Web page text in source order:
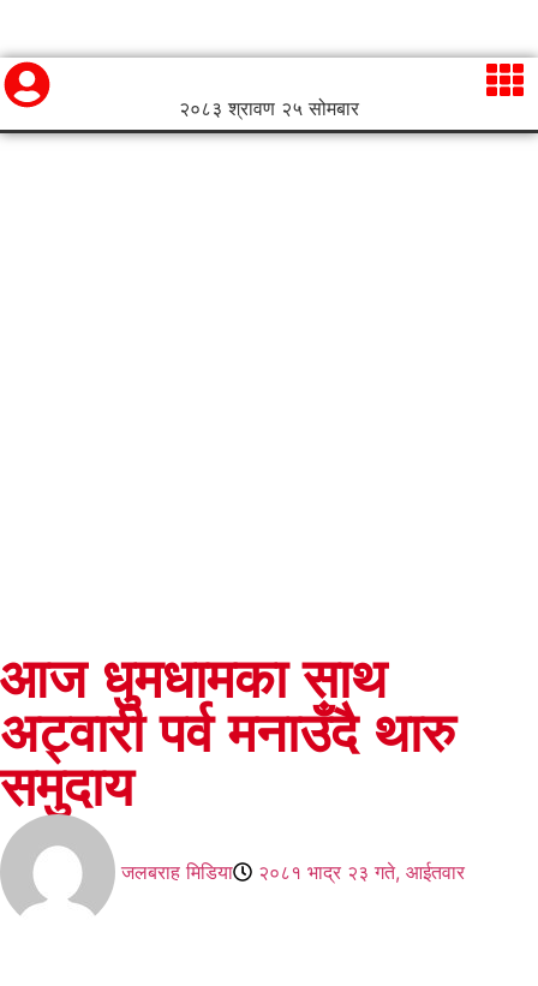
२०८३ श्रावण २५ सोमबार
आज धुमधामका साथ
अट्वारी पर्व मनाउँदै थारु
समुदाय
जलबराह मिडिया २०८१ भाद्र २३ गते, आईतवार